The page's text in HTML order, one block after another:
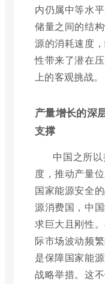
内仍属中等水
储量之间的结
源的消耗速度
性带来了潜在
上的客观挑战。
产量增长的深
支撑
中国之所
度，推动产量
国家能源安全
源消费国，中
求巨大且刚性
际市场波动频
是保障国家能
战略举措。这